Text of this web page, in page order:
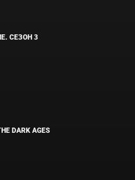
СЕЗОН 3
DARK AGES